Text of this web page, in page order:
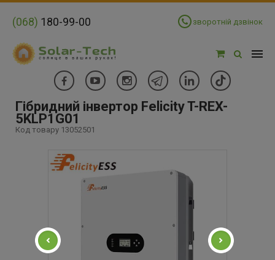
(068) 180-99-00 зворотній дзвінок
Гібридний інвертор Felicity T-REX-
5KLP1G01
Код товару 13052501